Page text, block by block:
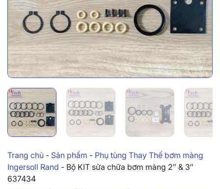
Trang chủ - Sản phẩm - Phụ tùng Thay Thế bơm màng
Ingersoll Rand - Bộ KIT sửa chữa bơm màng 2″ & 3″
637434